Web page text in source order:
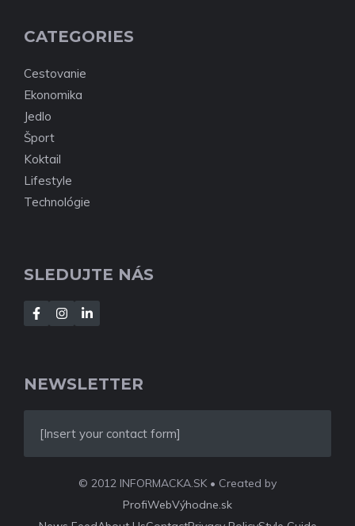
CATEGORIES
Cestovanie
Ekonomika
Jedlo
Šport
Koktail
Lifestyle
Technológie
SLEDUJTE NÁS
NEWSLETTER
[Insert your contact form]
© 2012 INFORMACKA.SK • Created by
ProfiWebVýhodne.sk